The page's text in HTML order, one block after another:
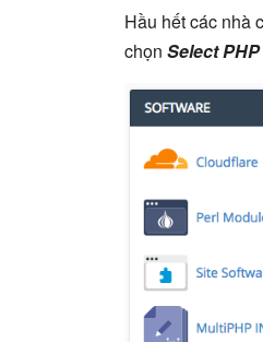
Hầu hết các nhà
chọn Select